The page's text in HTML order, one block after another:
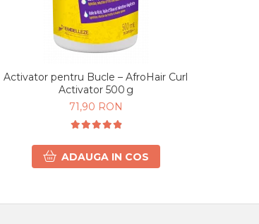
Activator pentru Bucle – AfroHair Curl
Activator 500 g
71,90 RON
ADAUGA IN COS